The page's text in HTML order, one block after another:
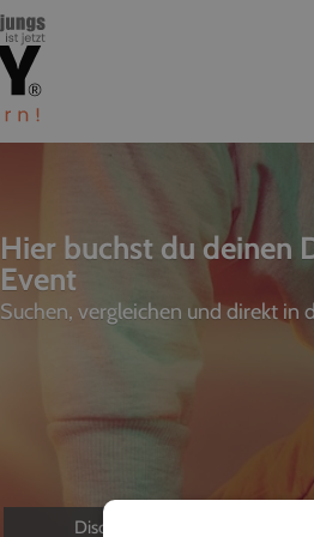
Hier buchst du deinen
Event
Suchen, vergleichen und direkt in
Discjockeys